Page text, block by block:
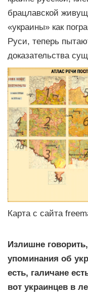
брацлавской
«украины» как
Руси, теперь
доказательства
Карта с сайта
Излишне
упоминания об
есть, галичане
вот украинцев в